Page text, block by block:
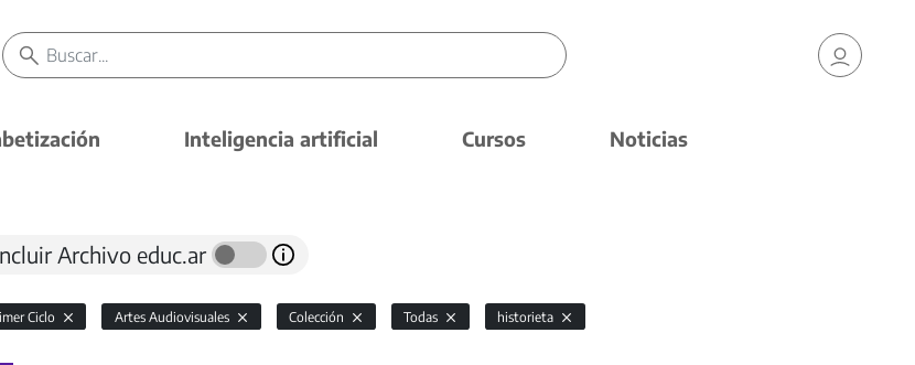
Inteligencia artificial Cursos Noticias
Archivo educ.ar
Ciclo Artes Audiovisuales Colección Todas historieta